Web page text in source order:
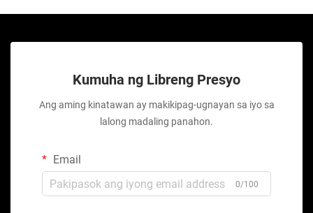
Kumuha ng Libreng Presyo
Ang aming kinatawan ay makikipag-ugnayan sa iyo sa
lalong madaling panahon.
Email
0/100